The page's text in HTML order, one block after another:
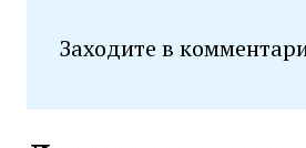
Заходите в